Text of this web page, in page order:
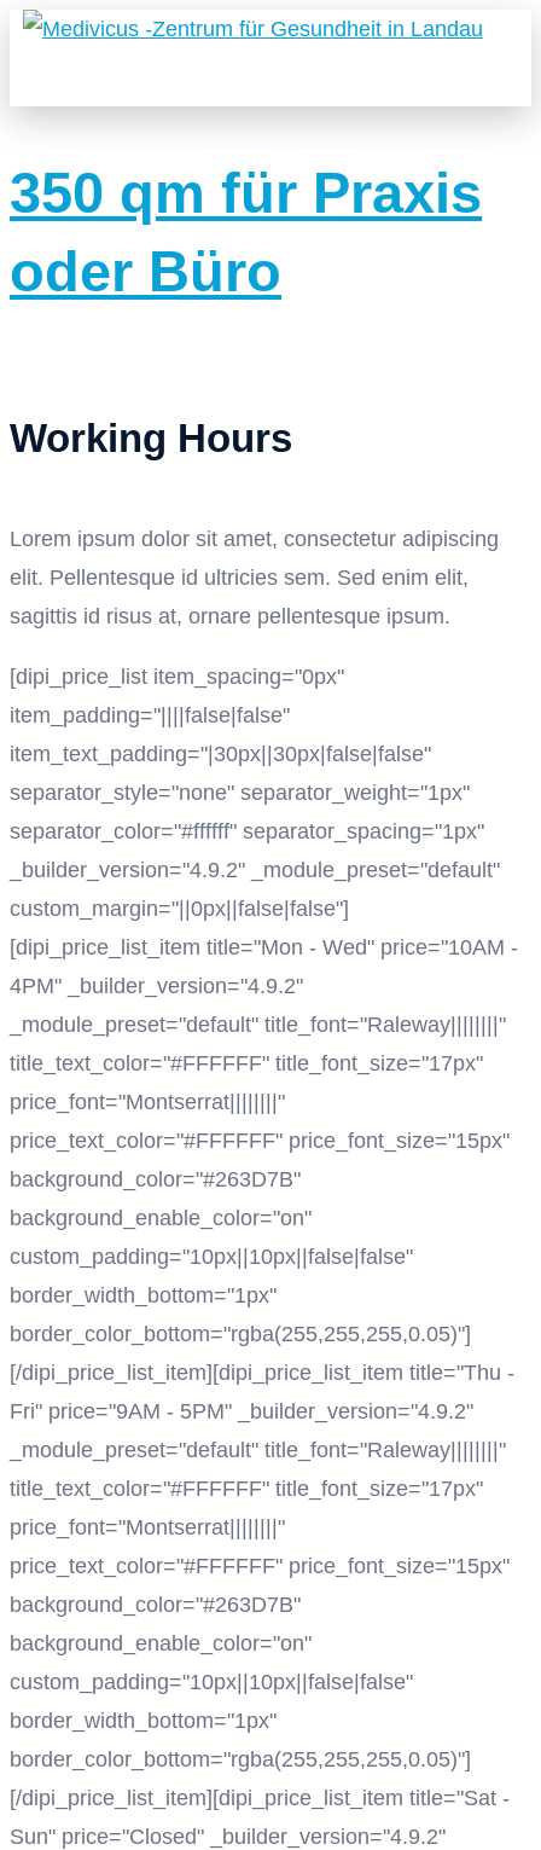
350 qm für Praxis
oder Büro
Working Hours
Lorem ipsum dolor sit amet, consectetur adipiscing
elit. Pellentesque id ultricies sem. Sed enim elit,
sagittis id risus at, ornare pellentesque ipsum.
[dipi_price_list item_spacing="0px"
item_padding="||||false|false"
item_text_padding="|30px||30px|false|false"
separator_style="none" separator_weight="1px"
separator_color="#ffffff" separator_spacing="1px"
_builder_version="4.9.2" _module_preset="default"
custom_margin="||0px||false|false"]
[dipi_price_list_item title="Mon - Wed" price="10AM -
4PM" _builder_version="4.9.2"
_module_preset="default" title_font="Raleway||||||||"
title_text_color="#FFFFFF" title_font_size="17px"
price_font="Montserrat||||||||"
price_text_color="#FFFFFF" price_font_size="15px"
background_color="#263D7B"
background_enable_color="on"
custom_padding="10px||10px||false|false"
border_width_bottom="1px"
border_color_bottom="rgba(255,255,255,0.05)"]
[/dipi_price_list_item][dipi_price_list_item title="Thu -
Fri" price="9AM - 5PM" _builder_version="4.9.2"
_module_preset="default" title_font="Raleway||||||||"
title_text_color="#FFFFFF" title_font_size="17px"
price_font="Montserrat||||||||"
price_text_color="#FFFFFF" price_font_size="15px"
background_color="#263D7B"
background_enable_color="on"
custom_padding="10px||10px||false|false"
border_width_bottom="1px"
border_color_bottom="rgba(255,255,255,0.05)"]
[/dipi_price_list_item][dipi_price_list_item title="Sat -
Sun" price="Closed" _builder_version="4.9.2"